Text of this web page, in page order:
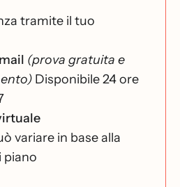
tramite il tuo
(prova gratuita e
Disponibile 24 ore
variare in base alla
piano